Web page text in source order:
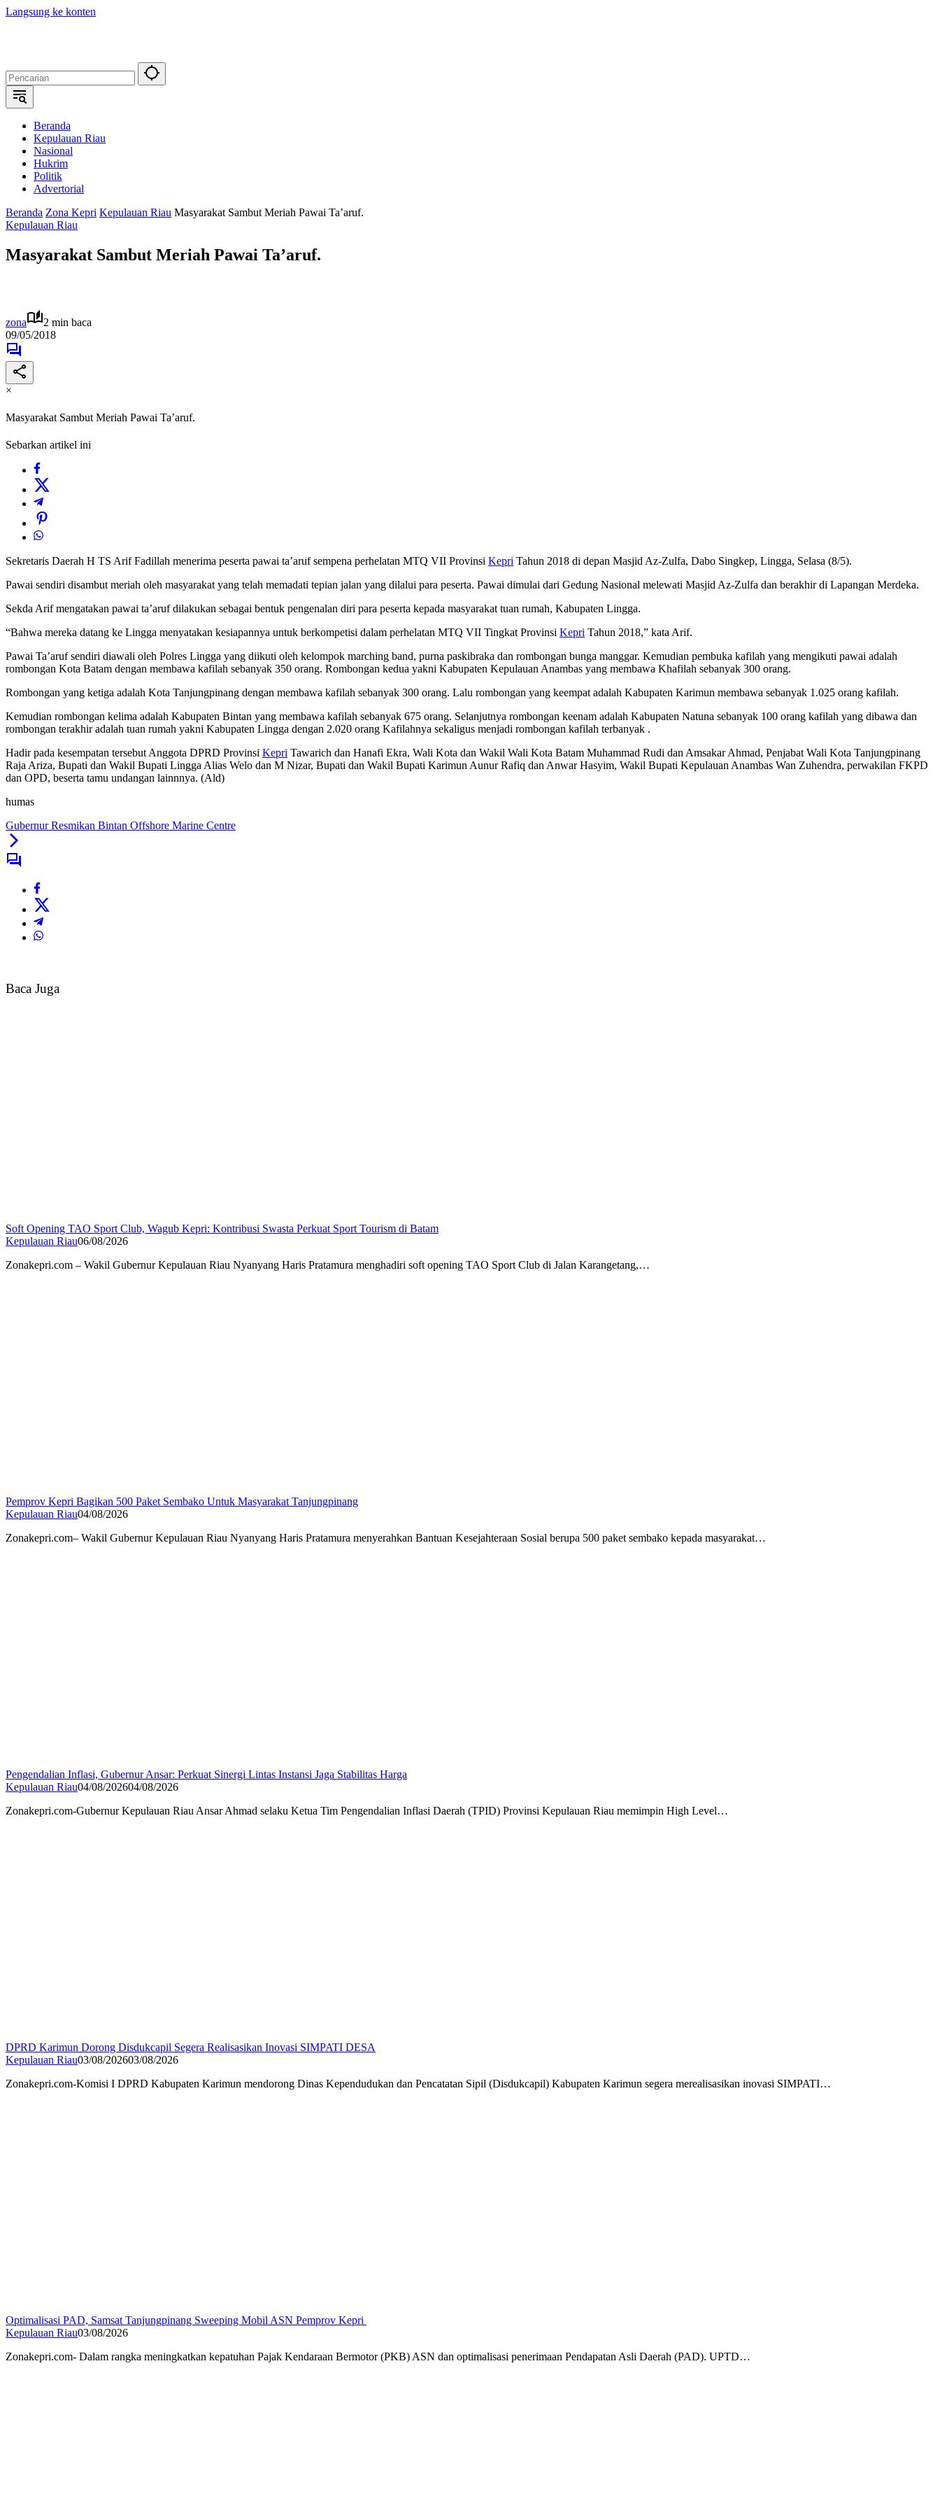
Langsung ke konten
Beranda
Kepulauan Riau
Nasional
Hukrim
Politik
Advertorial
Beranda Zona Kepri Kepulauan Riau Masyarakat Sambut Meriah Pawai Ta’aruf.
Kepulauan Riau
Masyarakat Sambut Meriah Pawai Ta’aruf.
zona
2 min baca
09/05/2018
×
Masyarakat Sambut Meriah Pawai Ta’aruf.
Sebarkan artikel ini
Sekretaris Daerah H TS Arif Fadillah menerima peserta pawai ta’aruf sempena perhelatan MTQ VII Provinsi Kepri Tahun 2018 di depan Masjid Az-Zulfa, Dabo Singkep, Lingga, Selasa (8/5).
Pawai sendiri disambut meriah oleh masyarakat yang telah memadati tepian jalan yang dilalui para peserta. Pawai dimulai dari Gedung Nasional melewati Masjid Az-Zulfa dan berakhir di Lapangan Merdeka.
Sekda Arif mengatakan pawai ta’aruf dilakukan sebagai bentuk pengenalan diri para peserta kepada masyarakat tuan rumah, Kabupaten Lingga.
“Bahwa mereka datang ke Lingga menyatakan kesiapannya untuk berkompetisi dalam perhelatan MTQ VII Tingkat Provinsi Kepri Tahun 2018,” kata Arif.
Pawai Ta’aruf sendiri diawali oleh Polres Lingga yang diikuti oleh kelompok marching band, purna paskibraka dan rombongan bunga manggar. Kemudian pembuka kafilah yang mengikuti pawai adalah
rombongan Kota Batam dengan membawa kafilah sebanyak 350 orang. Rombongan kedua yakni Kabupaten Kepulauan Anambas yang membawa Khafilah sebanyak 300 orang.
Rombongan yang ketiga adalah Kota Tanjungpinang dengan membawa kafilah sebanyak 300 orang. Lalu rombongan yang keempat adalah Kabupaten Karimun membawa sebanyak 1.025 orang kafilah.
Kemudian rombongan kelima adalah Kabupaten Bintan yang membawa kafilah sebanyak 675 orang. Selanjutnya rombongan keenam adalah Kabupaten Natuna sebanyak 100 orang kafilah yang dibawa dan
rombongan terakhir adalah tuan rumah yakni Kabupaten Lingga dengan 2.020 orang Kafilahnya sekaligus menjadi rombongan kafilah terbanyak .
Hadir pada kesempatan tersebut Anggota DPRD Provinsi Kepri Tawarich dan Hanafi Ekra, Wali Kota dan Wakil Wali Kota Batam Muhammad Rudi dan Amsakar Ahmad, Penjabat Wali Kota Tanjungpinang
Raja Ariza, Bupati dan Wakil Bupati Lingga Alias Welo dan M Nizar, Bupati dan Wakil Bupati Karimun Aunur Rafiq dan Anwar Hasyim, Wakil Bupati Kepulauan Anambas Wan Zuhendra, perwakilan FKPD
dan OPD, beserta tamu undangan lainnnya. (Ald)
humas
Gubernur Resmikan Bintan Offshore Marine Centre
Baca Juga
Soft Opening TAO Sport Club, Wagub Kepri: Kontribusi Swasta Perkuat Sport Tourism di Batam
Kepulauan Riau06/08/2026
Zonakepri.com – Wakil Gubernur Kepulauan Riau Nyanyang Haris Pratamura menghadiri soft opening TAO Sport Club di Jalan Karangetang,…
Pemprov Kepri Bagikan 500 Paket Sembako Untuk Masyarakat Tanjungpinang
Kepulauan Riau04/08/2026
Zonakepri.com– Wakil Gubernur Kepulauan Riau Nyanyang Haris Pratamura menyerahkan Bantuan Kesejahteraan Sosial berupa 500 paket sembako kepada masyarakat…
Pengendalian Inflasi, Gubernur Ansar: Perkuat Sinergi Lintas Instansi Jaga Stabilitas Harga
Kepulauan Riau04/08/202604/08/2026
Zonakepri.com-Gubernur Kepulauan Riau Ansar Ahmad selaku Ketua Tim Pengendalian Inflasi Daerah (TPID) Provinsi Kepulauan Riau memimpin High Level…
DPRD Karimun Dorong Disdukcapil Segera Realisasikan Inovasi SIMPATI DESA
Kepulauan Riau03/08/202603/08/2026
Zonakepri.com-Komisi I DPRD Kabupaten Karimun mendorong Dinas Kependudukan dan Pencatatan Sipil (Disdukcapil) Kabupaten Karimun segera merealisasikan inovasi SIMPATI…
Optimalisasi PAD, Samsat Tanjungpinang Sweeping Mobil ASN Pemprov Kepri
Kepulauan Riau03/08/2026
Zonakepri.com- Dalam rangka meningkatkan kepatuhan Pajak Kendaraan Bermotor (PKB) ASN dan optimalisasi penerimaan Pendapatan Asli Daerah (PAD). UPTD…